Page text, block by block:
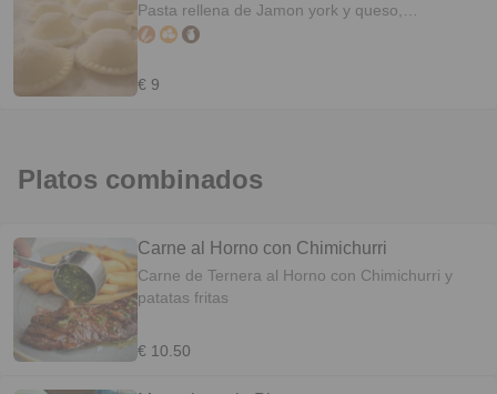
Pasta rellena de Jamon york y queso,
acompañado de Salsa Boloñesa o Mixta y queso
€ 9
Platos combinados
Carne al Horno con Chimichurri
Carne de Ternera al Horno con Chimichurri y
patatas fritas
€ 10.50